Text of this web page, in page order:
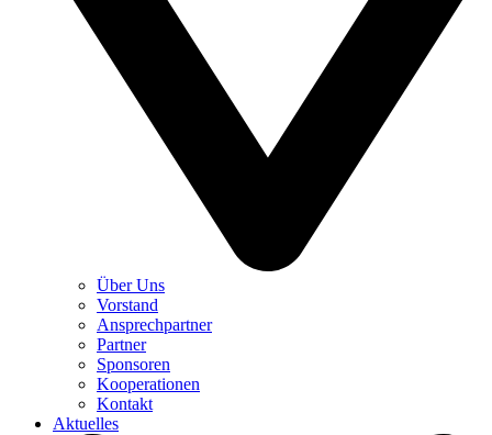
Über Uns
Vorstand
Ansprechpartner
Partner
Sponsoren
Kooperationen
Kontakt
Aktuelles